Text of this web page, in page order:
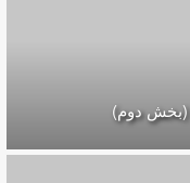
(بخش دوم)